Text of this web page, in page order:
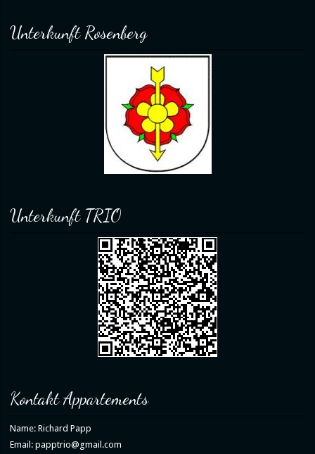
Unterkunft Rosenberg
Unterkunft TRIO
Kontakt Appartements
Name: Richard Papp
Email: papptrio@gmail.com